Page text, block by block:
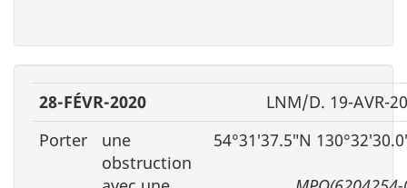
28-FÉVR-2020
LNM/D. 19-AVR-
Porter
une
obstruction
54°31′37.5″N